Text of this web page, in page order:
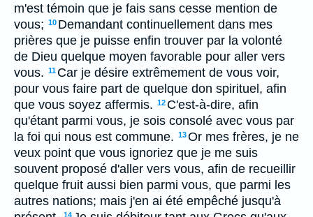
m'est témoin que je fais sans cesse mention de
vous; 10 Demandant continuellement dans mes
prières que je puisse enfin trouver par la volonté
de Dieu quelque moyen favorable pour aller vers
vous. 11 Car je désire extrêmement de vous voir,
pour vous faire part de quelque don spirituel, afin
que vous soyez affermis. 12 C'est-à-dire, afin
qu'étant parmi vous, je sois consolé avec vous par
la foi qui nous est commune. 13Or mes frères, je ne
veux point que vous ignoriez que je me suis
souvent proposé d'aller vers vous, afin de recueillir
quelque fruit aussi bien parmi vous, que parmi les
autres nations; mais j'en ai été empêché jusqu'à
14